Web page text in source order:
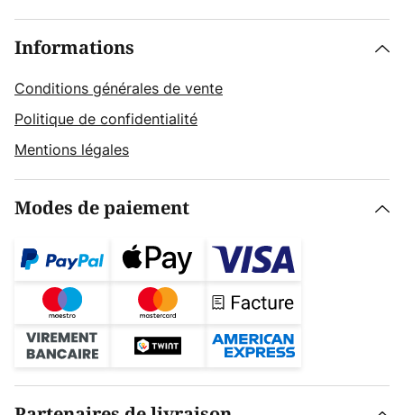
Informations
Conditions générales de vente
Politique de confidentialité
Mentions légales
Modes de paiement